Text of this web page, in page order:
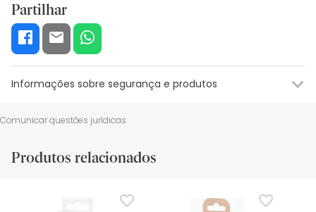
Partilhar
Informações sobre segurança e produtos
Recursos de segurança visual
De momento, não dispomos de imagens de segurança
Recomendamos que voltes mais tarde para veres as
Comunicar questões jurídicas
Produtos relacionados